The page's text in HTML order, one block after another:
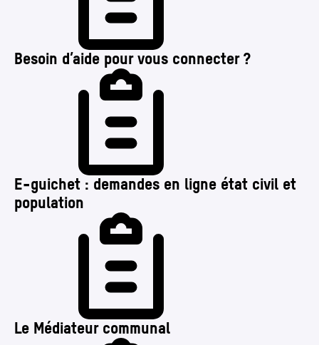
Besoin d’aide pour vous connecter ?
E‑guichet : demandes en ligne état civil et
population
Le Médiateur communal